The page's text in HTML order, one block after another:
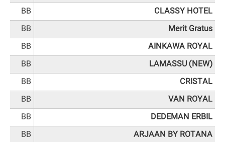
CLASSY HOTEL
BB
Merit Gratus
BB
AINKAWA ROYAL
BB
LAMASSU (NEW)
BB
CRISTAL
BB
VAN ROYAL
BB
DEDEMAN ERBIL
BB
ARJAAN BY ROTANA
BB